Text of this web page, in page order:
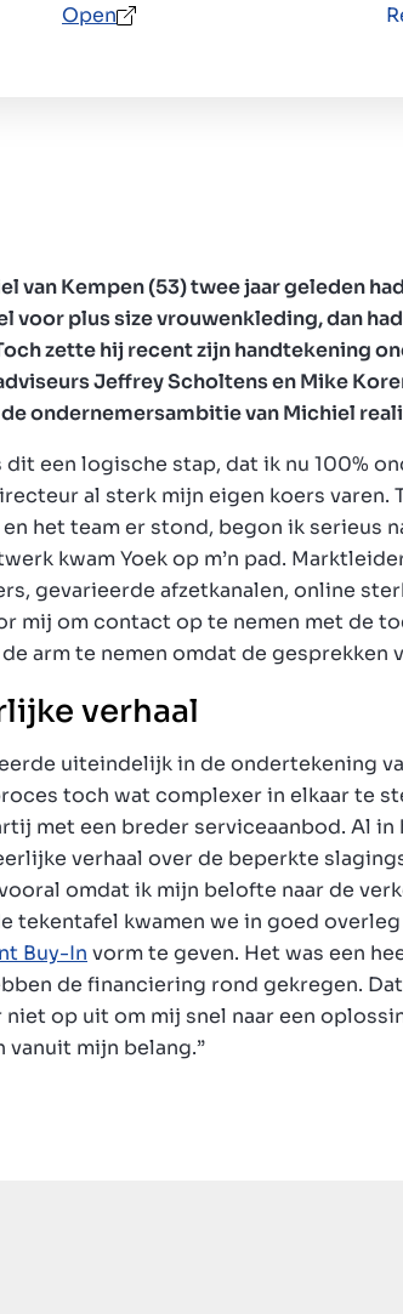
Open
van Kempen (53) twee jaar geleden
voor plus size vrouwenkleding, dan
zette hij recent zijn handtekening
Jeffrey Scholtens en Mike
ondernemersambitie van Michiel
dit een logische stap, dat ik nu 100%
al sterk mijn eigen koers varen.
het team er stond, begon ik serieus
kwam Yoek op m’n pad.
gevarieerde afzetkanalen, online
mij om contact op te nemen met de
arm te nemen omdat de gesprekken
verhaal
uiteindelijk in de ondertekening
toch wat complexer in elkaar te
met een breder serviceaanbod. Al
verhaal over de beperkte
omdat ik mijn belofte naar de
tekentafel kwamen we in goed
Buy-In vorm te geven. Het was een
de financiering rond gekregen.
niet op uit om mij snel naar een
vanuit mijn belang.”